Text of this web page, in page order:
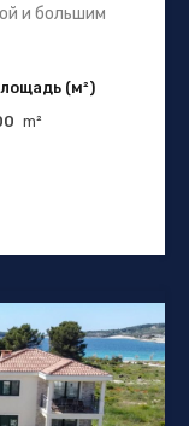
и большим
(м²)
m²